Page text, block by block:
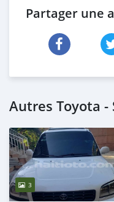
Partager une
Autres Toyota -
3